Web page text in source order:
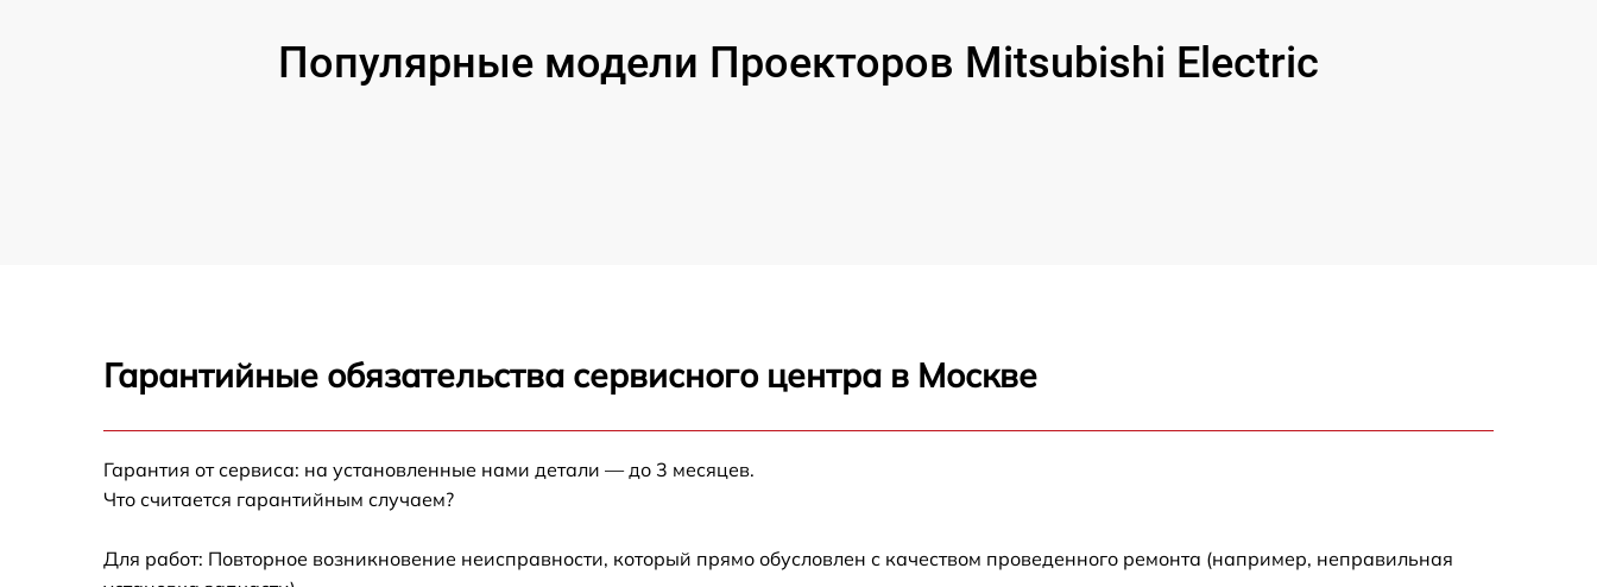
Популярные модели Проекторов Mitsubishi Electric
Гарантийные обязательства сервисного центра в Москве
Гарантия от сервиса: на установленные нами детали — до 3 месяцев.
Что считается гарантийным случаем?
Для работ: Повторное возникновение неисправности, который прямо обусловлен с качеством проведенного ремонта (например, неправильная